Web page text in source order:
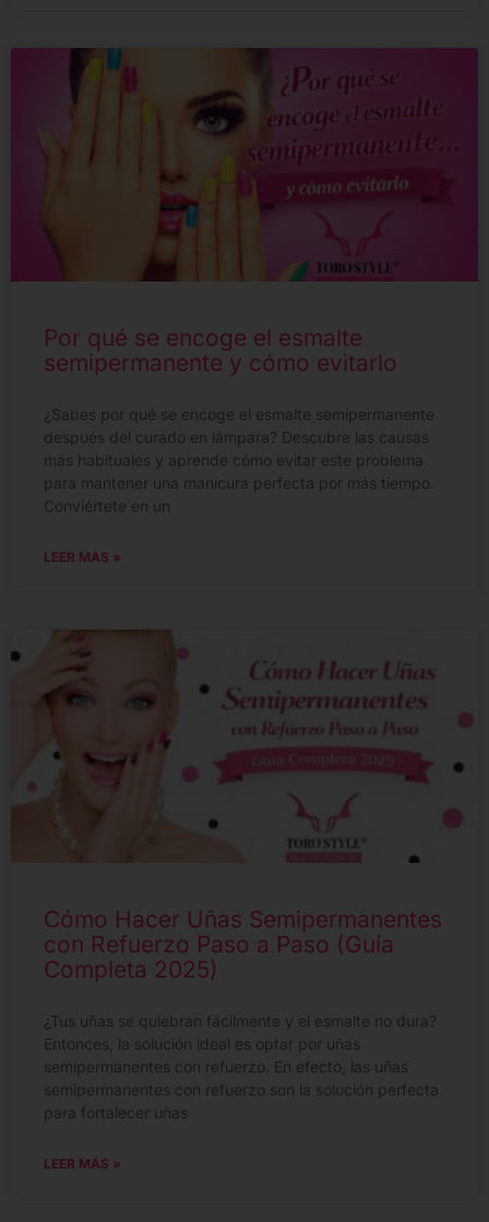
Por qué se encoge el esmalte
semipermanente y cómo evitarlo
¿Sabes por qué se encoge el esmalte semipermanente
después del curado en lámpara? Descubre las causas
más habituales y aprende cómo evitar este problema
para mantener una manicura perfecta por más tiempo.
Conviértete en un
LEER MÁS »
Cómo Hacer Uñas Semipermanentes
con Refuerzo Paso a Paso (Guía
Completa 2025)
¿Tus uñas se quiebran fácilmente y el esmalte no dura?
Entonces, la solución ideal es optar por uñas
semipermanentes con refuerzo. En efecto, las uñas
semipermanentes con refuerzo son la solución perfecta
para fortalecer uñas
LEER MÁS »